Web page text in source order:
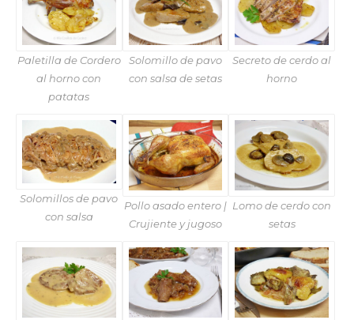
Paletilla de Cordero
al horno con
patatas
Solomillo de pavo
con salsa de setas
Secreto de cerdo al
horno
Solomillos de pavo
con salsa
Pollo asado entero |
Crujiente y jugoso
Lomo de cerdo con
setas